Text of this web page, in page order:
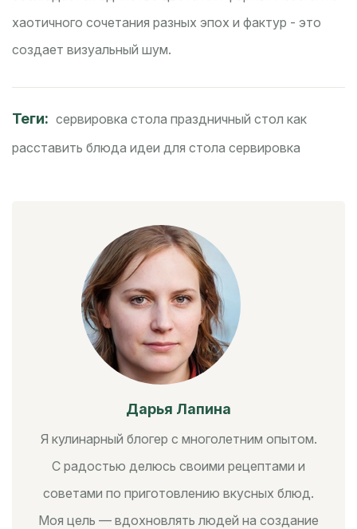
хаотичного сочетания разных эпох и фактур - это
создает визуальный шум.
Теги: сервировка стола праздничный стол как
расставить блюда идеи для стола сервировка
Дарья Лапина
Я кулинарный блогер с многолетним опытом.
С радостью делюсь своими рецептами и
советами по приготовлению вкусных блюд.
Моя цель — вдохновлять людей на создание